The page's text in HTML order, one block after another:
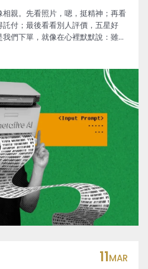
親。先看照片，嗯，挺精神；再看
付；最後看看別人評價，五星好
們下單，就像在心裡默默說：雖然
以生成，視頻可以合成，文案可以
闆，評論也可能從「真實用戶體
」。
11MAR